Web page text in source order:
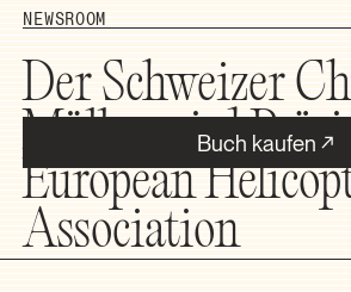
Buch kaufen
NEWSROOM
Der Schweizer
Müller wird
European
Association